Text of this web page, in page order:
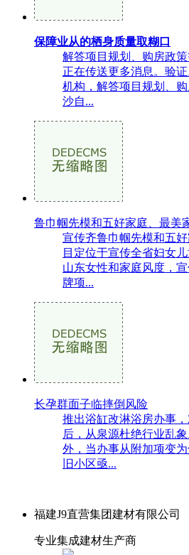
保障业从的栖身质量取糊口
解答项目规划、购房政
正在传送更多消息。验
机构，解答项目规划、
沙自...
鲁巾帼先模和五好家庭、最美
宣传齐鲁巾帼先模和五
目定位于宣传全省妇女
山东女性和家庭风度，
牌项...
长孕群面子临摔倒风险
推出浴缸改淋浴房办事
后，从泉源杜绝行业乱
外，当办事从附加项变
旧小区亟...
福建J9直营集团建材有限公司
专业集成建材生产商